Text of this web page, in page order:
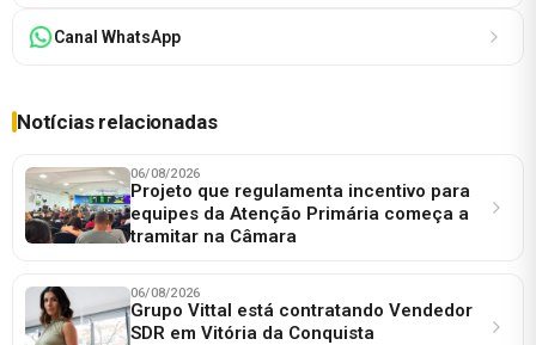
Canal WhatsApp
Notícias relacionadas
06/08/2026
Projeto que regulamenta incentivo para
equipes da Atenção Primária começa a
tramitar na Câmara
06/08/2026
Grupo Vittal está contratando Vendedor
SDR em Vitória da Conquista